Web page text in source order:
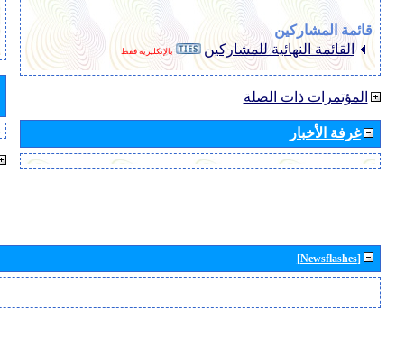
قائمة المشاركين
القائمة النهائية للمشاركين
بالإنكليزية فقط
المؤتمرات ذات الصلة
غرفة الأخبار
[Newsflashes]